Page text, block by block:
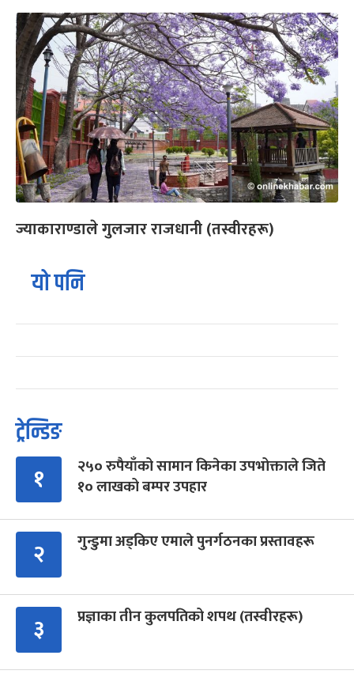
ज्याकाराण्डाले गुलजार राजधानी (तस्वीरहरू)
यो पनि
ट्रेन्डिङ
१
२५० रुपैयाँको सामान किनेका उपभोक्ताले जिते
१० लाखको बम्पर उपहार
२ गुन्डुमा अड्किए एमाले पुनर्गठनका प्रस्तावहरू
३ प्रज्ञाका तीन कुलपतिको शपथ (तस्वीरहरू)